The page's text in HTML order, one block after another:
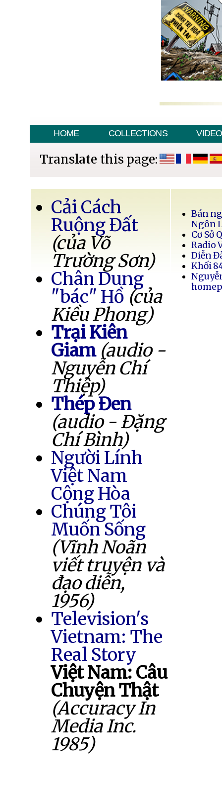
HOME COLLECTIONS VIDEO
Translate this page:
Cải Cách
Ruộng Đất
(của Võ
Trường Sơn)
Chân Dung
"bác" Hồ (của
Kiều Phong)
Trại Kiên
Giam (audio -
Nguyễn Chí
Thiệp)
Thép Đen
(audio - Đặng
Chí Bình)
Người Lính
Việt Nam
Cộng Hòa
Chúng Tôi
Muốn Sống
(Vĩnh Noãn
viết truyện và
đạo diễn,
1956)
Television's
Vietnam: The
Real Story
Việt Nam: Câu
Chuyện Thật
(Accuracy In
Media Inc.
1985)
Bán
Ngôn
Cơ Sở
Radio
Diễn
Khối